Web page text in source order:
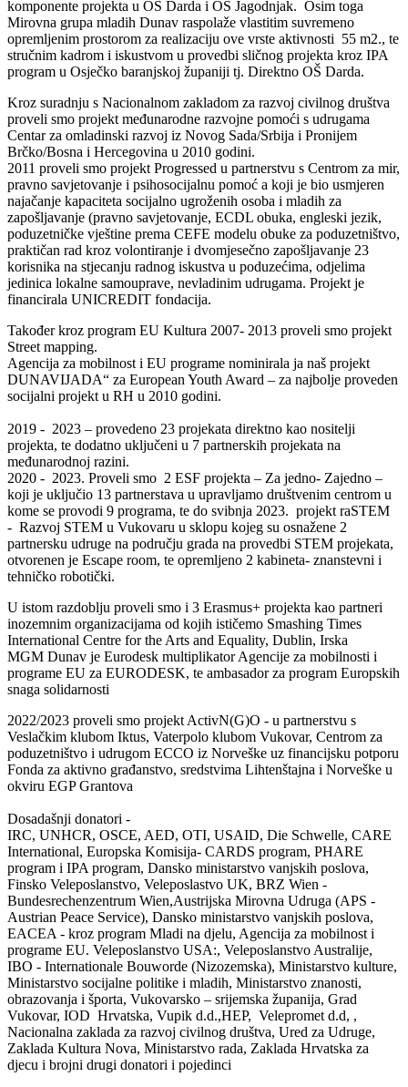
komponente projekta u OŠ Darda i OŠ Jagodnjak. Osim toga
Mirovna grupa mladih Dunav raspolaže vlastitim suvremeno
opremljenim prostorom za realizaciju ove vrste aktivnosti 55 m2., te
stručnim kadrom i iskustvom u provedbi sličnog projekta kroz IPA
program u Osječko baranjskoj županiji tj. Direktno OŠ Darda.
Kroz suradnju s Nacionalnom zakladom za razvoj civilnog društva
proveli smo projekt međunarodne razvojne pomoći s udrugama
Centar za omladinski razvoj iz Novog Sada/Srbija i Pronijem
Brčko/Bosna i Hercegovina u 2010 godini.
2011 proveli smo projekt Progressed u partnerstvu s Centrom za mir,
pravno savjetovanje i psihosocijalnu pomoć a koji je bio usmjeren
najačanje kapaciteta socijalno ugroženih osoba i mladih za
zapošljavanje (pravno savjetovanje, ECDL obuka, engleski jezik,
poduzetničke vještine prema CEFE modelu obuke za poduzetništvo,
praktičan rad kroz volontiranje i dvomjesečno zapošljavanje 23
korisnika na stjecanju radnog iskustva u poduzećima, odjelima
jedinica lokalne samouprave, nevladinim udrugama. Projekt je
financirala UNICREDIT fondacija.
Također kroz program EU Kultura 2007- 2013 proveli smo projekt
Street mapping.
Agencija za mobilnost i EU programe nominirala ja naš projekt
DUNAVIJADA“ za European Youth Award – za najbolje proveden
socijalni projekt u RH u 2010 godini.
2019 - 2023 – provedeno 23 projekata direktno kao nositelji
projekta, te dodatno uključeni u 7 partnerskih projekata na
međunarodnoj razini.
2020 - 2023. Proveli smo 2 ESF projekta – Za jedno- Zajedno –
koji je uključio 13 partnerstava u upravljamo društvenim centrom u
kome se provodi 9 programa, te do svibnja 2023. projekt raSTEM
- Razvoj STEM u Vukovaru u sklopu kojeg su osnažene 2
partnersku udruge na području grada na provedbi STEM projekata,
otvorenen je Escape room, te opremljeno 2 kabineta- znanstevni i
tehničko robotički.
U istom razdoblju proveli smo i 3 Erasmus+ projekta kao partneri
inozemnim organizacijama od kojih ističemo Smashing Times
International Centre for the Arts and Equality, Dublin, Irska
MGM Dunav je Eurodesk multiplikator Agencije za mobilnosti i
programe EU za EURODESK, te ambasador za program Europskih
snaga solidarnosti
2022/2023 proveli smo projekt ActivN(G)O - u partnerstvu s
Veslačkim klubom Iktus, Vaterpolo klubom Vukovar, Centrom za
poduzetništvo i udrugom ECCO iz Norveške uz financijsku potporu
Fonda za aktivno građanstvo, sredstvima Lihtenštajna i Norveške u
okviru EGP Grantova
Dosadašnji donatori -
IRC, UNHCR, OSCE, AED, OTI, USAID, Die Schwelle, CARE
International, Europska Komisija- CARDS program, PHARE
program i IPA program, Dansko ministarstvo vanjskih poslova,
Finsko Veleposlanstvo, Veleposlastvo UK, BRZ Wien -
Bundesrechenzentrum Wien,Austrijska Mirovna Udruga (APS -
Austrian Peace Service), Dansko ministarstvo vanjskih poslova,
EACEA - kroz program Mladi na djelu, Agencija za mobilnost i
programe EU. Veleposlanstvo USA:, Veleposlanstvo Australije,
IBO - Internationale Bouworde (Nizozemska), Ministarstvo kulture,
Ministarstvo socijalne politike i mladih, Ministarstvo znanosti,
obrazovanja i športa, Vukovarsko – srijemska županija, Grad
Vukovar, IOD Hrvatska, Vupik d.d.,HEP, Velepromet d.d, ,
Nacionalna zaklada za razvoj civilnog društva, Ured za Udruge,
Zaklada Kultura Nova, Ministarstvo rada, Zaklada Hrvatska za
djecu i brojni drugi donatori i pojedinci